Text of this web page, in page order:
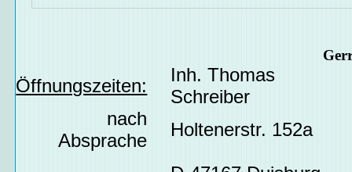
Öffnungszeiten:
Inh. Thomas
Schreiber
nach
Absprache
Holtenerstr. 152a